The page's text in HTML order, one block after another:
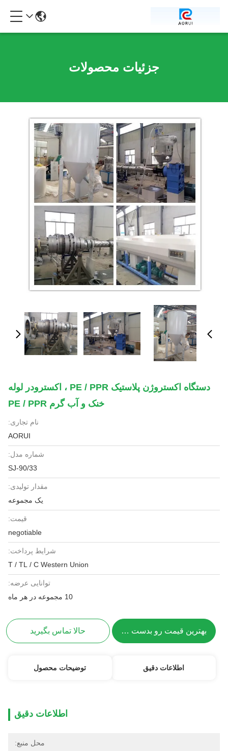
جزئیات محصولات
دستگاه اکستروژن پلاستیک PE / PPR ، اکسترودر لوله
خنک و آب گرم PE / PPR
نام تجاری:
AORUI
شماره مدل:
SJ-90/33
مقدار تولیدی:
یک مجموعه
قیمت:
negotiable
شرایط پرداخت:
T / TL / C Western Union
توانایی عرضه:
10 مجموعه در هر ماه
بهترین قیمت رو بدست بیار حالا تماس بگیرید
اطلاعات دقیق توضیحات محصول
اطلاعات دقیق
محل منبع: